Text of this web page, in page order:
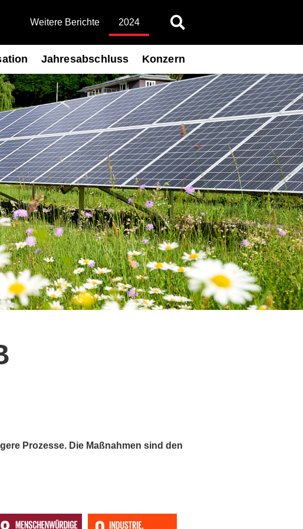
Weitere Berichte 2024
Jahresabschluss Konzern
Prozesse. Die Maßnahmen sind den